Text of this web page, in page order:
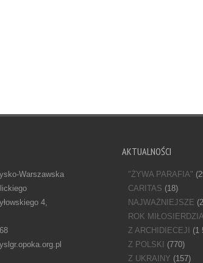
Warszawska
4,
AKTUALNOŚCI
"ŻYWA PARAFIA"
CARITAS (18)
NAJWAŻNIEJSZE
ROK MIŁOSIERDZIA
Z ARCHIDIECEJI (1
Z POLSKI (770)
Z UKRAINY (157)